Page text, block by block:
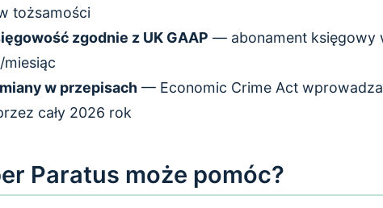
tożsamości
zgodnie z UK GAAP — abonament księgowy
miesiąc
w przepisach — Economic Crime Act
cały 2026 rok
Paratus może pomóc?